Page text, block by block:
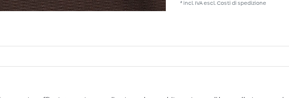
* incl. IVA escl.Costi di spedizione